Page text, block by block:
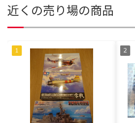
近くの売り場の商品